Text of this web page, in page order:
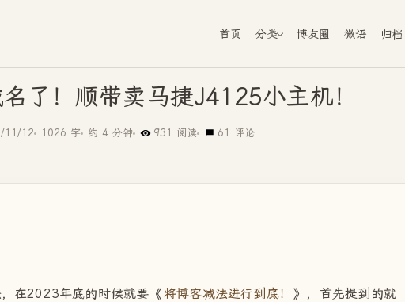
首页 分类 博友圈 微语 归档
了！顺带卖马捷J4125小主机！
11/12 1026 字 约 4 分钟 931 阅读 61 评论
在2023年底的时候就要《将博客减法进行到底！
》，首先提到的就